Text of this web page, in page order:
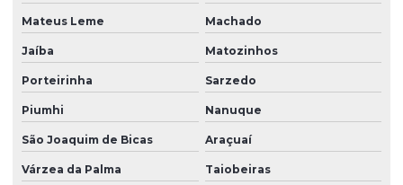
Mateus Leme Machado
Jaíba Matozinhos
Porteirinha Sarzedo
Piumhi Nanuque
São Joaquim de Bicas Araçuaí
Várzea da Palma Taiobeiras